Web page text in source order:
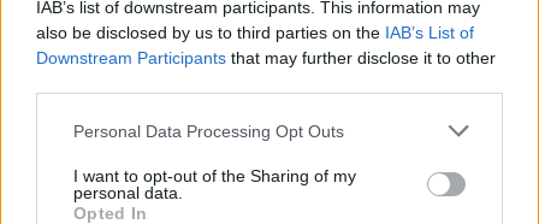
IAB’s list of downstream participants. This information may
also be disclosed by us to third parties on the IAB’s List of
Downstream Participants that may further disclose it to other
Personal Data Processing Opt Outs
I want to opt-out of the Sharing of my
personal data.
Opted In